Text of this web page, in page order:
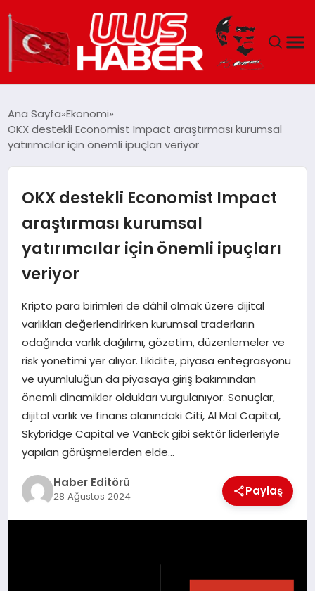
DÜNYA
TEKNOLOJI
MAGAZIN
SPOR
YAŞAM
Ana Sayfa Ekonomi
OKX destekli Economist Impact araştırması kurumsal
yatırımcılar için önemli ipuçları veriyor
OKX destekli Economist Impact
araştırması kurumsal
yatırımcılar için önemli ipuçları
veriyor
Kripto para birimleri de dâhil olmak üzere dijital
varlıkları değerlendirirken kurumsal traderların
odağında varlık dağılımı, gözetim, düzenlemeler ve
risk yönetimi yer alıyor. Likidite, piyasa entegrasyonu
ve uyumluluğun da piyasaya giriş bakımından
önemli dinamikler oldukları vurgulanıyor. Sonuçlar,
dijital varlık ve finans alanındaki Citi, Al Mal Capital,
Skybridge Capital ve VanEck gibi sektör liderleriyle
yapılan görüşmelerden elde…
Haber Editörü
28 Ağustos 2024 Paylaş